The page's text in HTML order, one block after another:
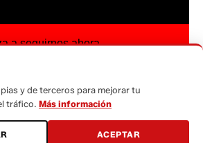
a seguirnos ahora
a:
y de terceros para mejorar tu
tráfico. Más información
ACEPTAR